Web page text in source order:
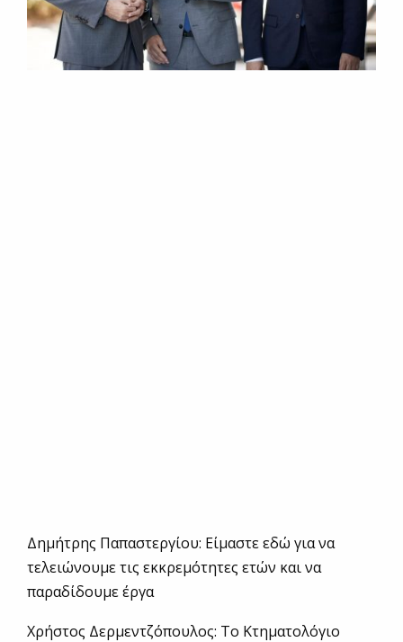
Δημήτρης Παπαστεργίου: Είμαστε εδώ για να
τελειώνουμε τις εκκρεμότητες ετών και να
παραδίδουμε έργα
Χρήστος Δερμεντζόπουλος: Το Κτηματολόγιο